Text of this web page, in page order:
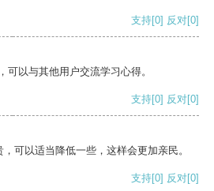
支持[0] 反对[0]
可以与其他用户交流学习心得。
支持[0] 反对[0]
可以适当降低一些，这样会更加亲民。
支持[0] 反对[0]